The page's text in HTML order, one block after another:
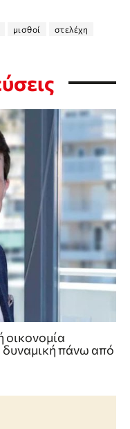
μισθοί στελέχη
οικονομία
δυναμική πάνω από